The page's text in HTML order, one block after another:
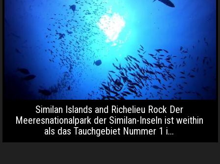
Similan Islands and Richelieu Rock Der
Meeresnationalpark der Similan-Inseln ist weithin
als das Tauchgebiet Nummer 1 i...